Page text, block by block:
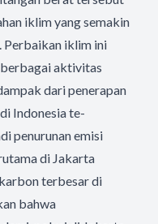
iklim yang semakin
Perbaikan iklim ini
aktivitas
dari penerapan
Indonesia te-
penurunan emisi
di Jakarta
terbesar di
bahwa